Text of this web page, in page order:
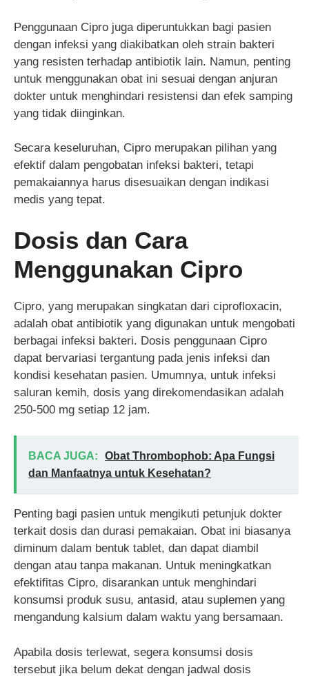
Penggunaan Cipro juga diperuntukkan bagi pasien
dengan infeksi yang diakibatkan oleh strain bakteri
yang resisten terhadap antibiotik lain. Namun, penting
untuk menggunakan obat ini sesuai dengan anjuran
dokter untuk menghindari resistensi dan efek samping
yang tidak diinginkan.
Secara keseluruhan, Cipro merupakan pilihan yang
efektif dalam pengobatan infeksi bakteri, tetapi
pemakaiannya harus disesuaikan dengan indikasi
medis yang tepat.
Dosis dan Cara
Menggunakan Cipro
Cipro, yang merupakan singkatan dari ciprofloxacin,
adalah obat antibiotik yang digunakan untuk mengobati
berbagai infeksi bakteri. Dosis penggunaan Cipro
dapat bervariasi tergantung pada jenis infeksi dan
kondisi kesehatan pasien. Umumnya, untuk infeksi
saluran kemih, dosis yang direkomendasikan adalah
250-500 mg setiap 12 jam.
BACA JUGA:
Obat Thrombophob: Apa Fungsi
dan Manfaatnya untuk Kesehatan?
Penting bagi pasien untuk mengikuti petunjuk dokter
terkait dosis dan durasi pemakaian. Obat ini biasanya
diminum dalam bentuk tablet, dan dapat diambil
dengan atau tanpa makanan. Untuk meningkatkan
efektifitas Cipro, disarankan untuk menghindari
konsumsi produk susu, antasid, atau suplemen yang
mengandung kalsium dalam waktu yang bersamaan.
Apabila dosis terlewat, segera konsumsi dosis
tersebut jika belum dekat dengan jadwal dosis